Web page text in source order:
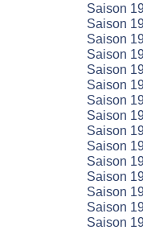
Saison
Saison
Saison
Saison
Saison
Saison
Saison
Saison
Saison
Saison
Saison
Saison
Saison
Saison
Saison